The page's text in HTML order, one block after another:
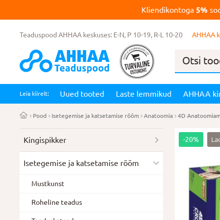
Kliendikontoga5%
Teaduspood AHHAA keskuses: E-N, P 10-19, R-L 10-20 AHHAA
Products
Leia kiirelt: Uued tooted Laste lemmikud AHHAA
Pood Isetegemise ja katsetamise rõõm Anatoomia 4D
-20%
Kingispikker
Isetegemise ja katsetamise rõõm
Mustkunst
Roheline teadus